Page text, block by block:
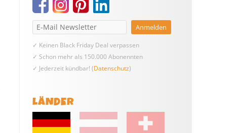
✓ Keinen Black Friday Deal verpassen
✓ Schon mehr als 150.000 Abonennten
✓ Jederzeit kündbar! (Datenschutz)
LÄNDER